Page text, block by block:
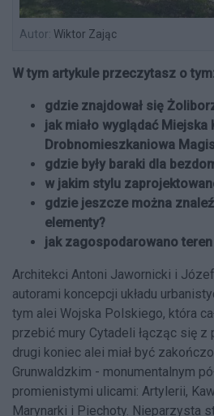
Autor: Wiktor Zając
W tym artykule przeczytasz o
gdzie znajdował się
jak miało wyglądać Miejska
Drobnomieszkaniowa
gdzie były baraki dla
w jakim stylu
gdzie jeszcze można
elementy?
jak zagospodarowano
Architekci Antoni Jawornicki i
autorami koncepcji układu
tym alei Wojska Polskiego, która
przebić mury Cytadeli łącząc się z
drugi koniec alei miał być
Grunwaldzkim - monumentalnym
promienistymi ulicami: Artylerii,
Marynarki i Piechoty. Nieparzysta